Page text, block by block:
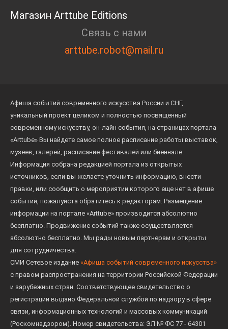
Магазин Arttube Editions
Связь с нами
arttube.robot@mail.ru
Афиша событий современного искусства России и СНГ,
уникальный проект целиком и полностью посвященный
современному искусству, он-лайн события, на страницах портала
«Arttube» Вы найдете самое полное расписание работы выставок,
музеев, галерей, расписание фестивалей или биеннале.
Информация собрана редакцией портала из открытых
источников, если вы желаете уточнить информацию, внести
правки, или сообщить о мероприятии которого еще нет в афише
событий, пожалуйста обратитесь к редакторам. Размещение
информации на портале «Arttube» производится абсолютно
бесплатно. Продвижение событий также осуществляется
абсолютно бесплатно. Мы рады новым партнерам и открыты
для сотрудничества.
СМИ Сетевое издание «Афиша событий современного искусства»
с правом распространения на территории Российской Федерации
и зарубежных стран. Соответствующее свидетельство о
регистрации выдано Федеральной службой по надзору в сфере
связи, информационных технологий и массовых коммуникаций
(Роскомнадзором). Номер свидетельства: ЭЛ № ФС 77 - 64301